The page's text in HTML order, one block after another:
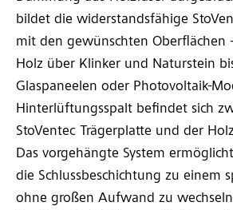
bildet die widerstandsfähige
mit den gewünschten Oberflächen
Holz über Klinker und Naturstein
Glaspaneelen oder Photovoltaik-
Hinterlüftungsspalt befindet sich
StoVentec Trägerplatte und der
Das vorgehängte System
die Schlussbeschichtung zu einem
ohne großen Aufwand zu